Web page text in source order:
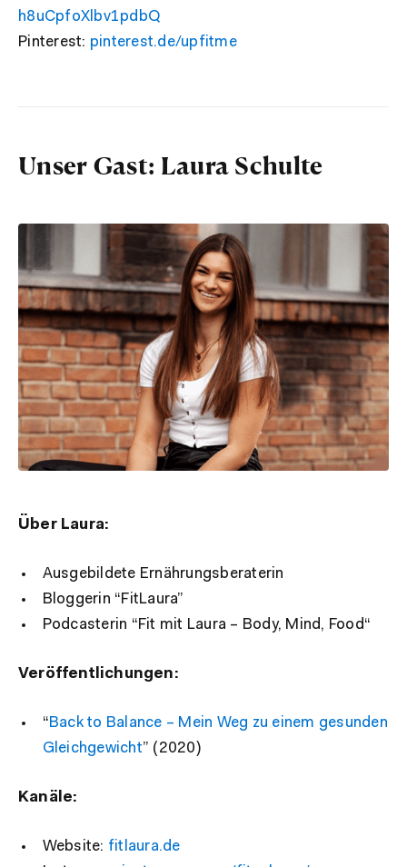
h8uCpfoXlbv1pdbQ
Pinterest: pinterest.de/upfitme
Unser Gast: Laura Schulte
Über Laura:
Ausgebildete Ernährungsberaterin
Bloggerin “FitLaura”
Podcasterin “Fit mit Laura – Body, Mind, Food“
Veröffentlichungen:
“Back to Balance – Mein Weg zu einem gesunden
Gleichgewicht” (2020)
Kanäle:
Website: fitlaura.de